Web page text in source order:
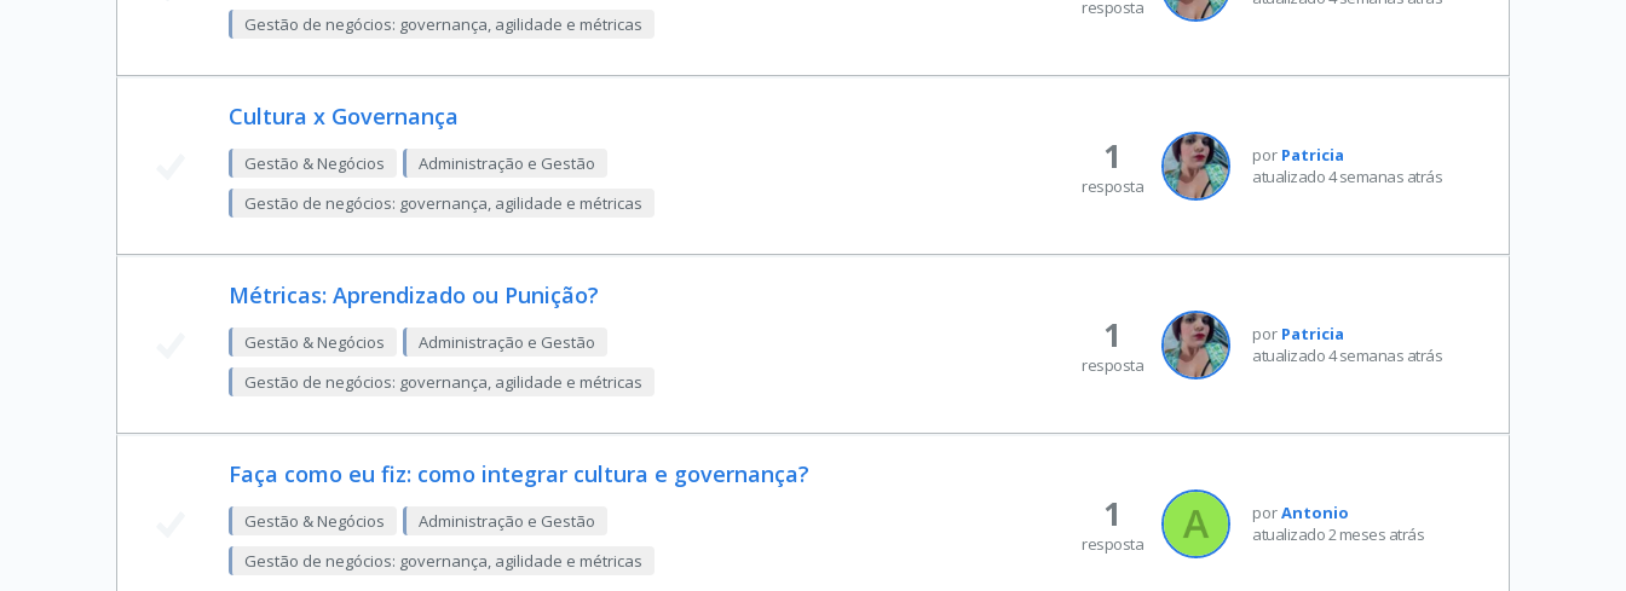
Gestão de negócios: governança, agilidade e métricas
resposta
Cultura x Governança
Gestão & Negócios
Administração e Gestão
Gestão de negócios: governança, agilidade e métricas
por Patricia
atualizado 4 semanas atrás
1
resposta
Métricas: Aprendizado ou Punição?
Gestão & Negócios
Administração e Gestão
Gestão de negócios: governança, agilidade e métricas
por Patricia
atualizado 4 semanas atrás
1
resposta
Faça como eu fiz: como integrar cultura e governança?
Gestão & Negócios
Administração e Gestão
Gestão de negócios: governança, agilidade e métricas
porAntonio
atualizado 2 meses atrás
1
resposta